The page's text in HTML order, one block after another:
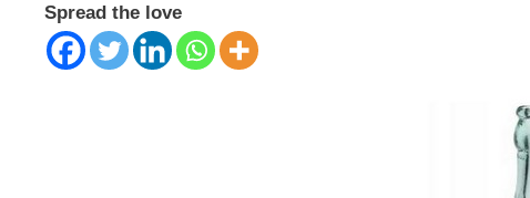
Spread the love